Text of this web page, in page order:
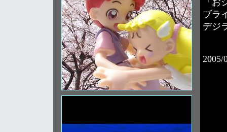
「
ブラ
デジ
2005/